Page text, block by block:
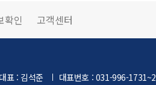
확인 고객센터
대표 : 김석준 대표번호 : 031-996-1731~2